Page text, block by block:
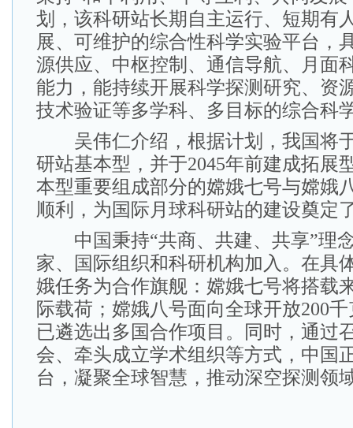
划，该科研站长期自主运行、短期有
展、可维护的综合性科学实验平台，
源供应、中枢控制、通信导航、月面
能力，能持续开展科学探测研究、资
技术验证等多学科、多目标的综合科
吴伟仁介绍，根据计划，我国将于
研站基本型，并于2045年前建成拓展
本型重要组成部分的嫦娥七号与嫦娥
顺利，为国际月球科研站的建设奠定
中国秉持“共商、共建、共享”理
家、国际组织和科研机构加入。在具
娥任务为合作旗舰：嫦娥七号将搭载
际载荷；嫦娥八号面向全球开放200
已遴选出多国合作项目。同时，通过
会、牵头成立学术组织等方式，中国
台，凝聚全球智慧，推动深空探测领